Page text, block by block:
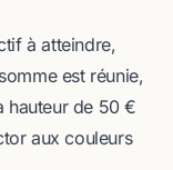
à atteindre,
est réunie,
hauteur de 50 €
aux couleurs